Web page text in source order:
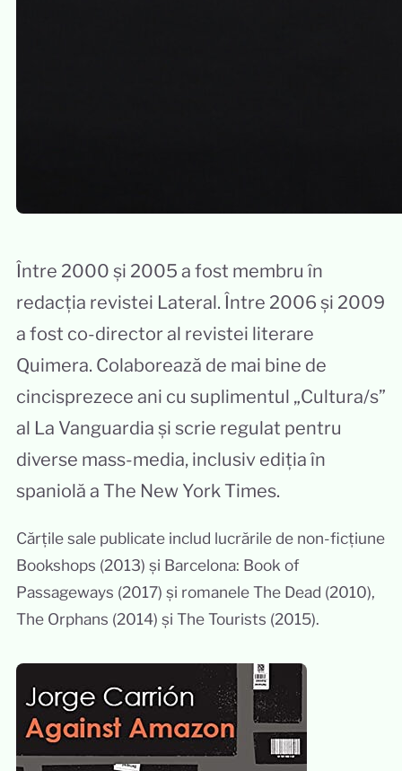
Între 2000 și 2005 a fost membru în
redacția revistei Lateral. Între 2006 și 2009
a fost co-director al revistei literare
Quimera. Colaborează de mai bine de
cincisprezece ani cu suplimentul „Cultura/s”
al La Vanguardia și scrie regulat pentru
diverse mass-media, inclusiv ediția în
spaniolă a The New York Times.
Cărțile sale publicate includ lucrările de non-ficțiune
Bookshops (2013) și Barcelona: Book of
Passageways (2017) și romanele The Dead (2010),
The Orphans (2014) și The Tourists (2015).